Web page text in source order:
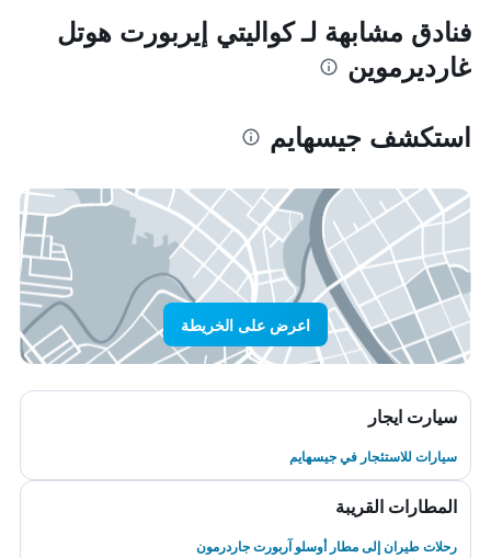
فنادق مشابهة لـ كواليتي إيربورت هوتل
غارديرموين
استكشف جيسهايم
اعرض على الخريطة
سيارت ايجار
سيارات للاستئجار في جيسهايم
المطارات القريبة
رحلات طيران إلى مطار أوسلو آربورت جاردرمون